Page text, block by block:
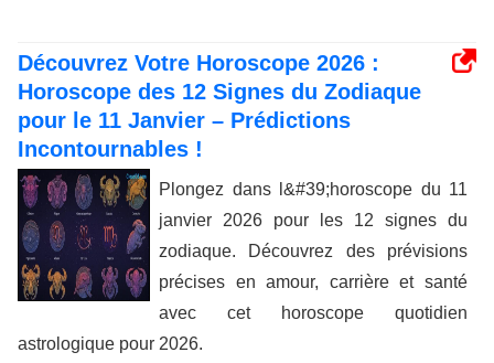
Découvrez Votre Horoscope 2026 :
Horoscope des 12 Signes du Zodiaque
pour le 11 Janvier – Prédictions
Incontournables !
Plongez dans l&#39;horoscope du 11
janvier 2026 pour les 12 signes du
zodiaque. Découvrez des prévisions
précises en amour, carrière et santé
avec cet horoscope quotidien
astrologique pour 2026.